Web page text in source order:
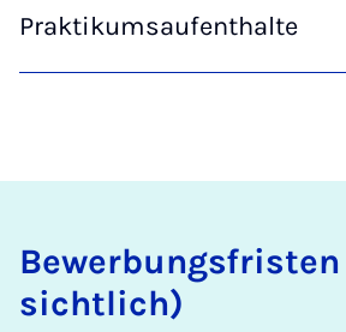
Praktikumsaufenthalte
sicht­lich)